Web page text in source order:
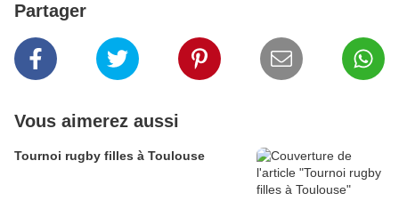
Partager
Vous aimerez aussi
Tournoi rugby filles à Toulouse